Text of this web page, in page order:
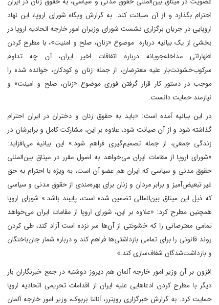
احترام بگذارد و از آن صیانت کند. به گزارش وبگاه شورای اروپا، این نهاد
اروپایی در جریان برگزاری نشست شورای وزیران امور خارجه اتحادیه اروپا در
بخشی از یک بیانیه درباره موضوع «زنان، صلح و امنیت»، با مطرح کردن
اظهاراتی مداخله‌جویانه درباره اتفاقات اخیر ایران، آن چه تداوم
سرکوب‌خشونت‌بار علیه معترضان، از جمله زنان و کودکان، خوانده شده را
موجب در دستور کار قرار گرفتن فوری موضوع «زنان، صلح و امینت» و
نیازمند حمایت دانست.
در این بیانیه آمده است: «باید به حقوق زنان و دختران در ایران احترام
گذاشته شود و از آن صیانت شود، علاوه بر این، مشارکت کامل و برابرشان در
زندگی جمعی، از جمله تصمیم‌گیری فراهم شود.» این بیانیه می‌افزاید:
«شورای اروپا از مقامات ایران می‌خواهد به اصول مقرر در میثاق بین‌المللی
حقوق مدنی و سیاسی که ایران هم عضو آن است، به ویژه با احترام به حق
غیر تبعیض‌آمیز و برابر مردان و زنان برای بهره‌مندی از حقوق مدنی و سیاسی
که ذیل این میثاق بین‌المللی تضمین شده است، پایبند باشد.» شورای اروپا
همچنین مطرح کرد: «علاوه بر این، شورای اروپا از مقامات ایران می‌خواهد
تمامی معترضانی را که خشونتی از آن‌ها سر نزده است آزاد کند، طی کردن
روند قانونی را برای تمامی بازداشتی‌ها فراهم کند و درباره شمار جان‌باختگان
و بازداشت‌شدگان شفاف‌سازی کند.»
افزون بر آن وزیر امور خارجه آلمان هم دیروز دوشنبه در جمع خبرنگاران بار
دیگر با مطرح کردن ادعاهایی علیه ایران از اقدامات تحریمی اتحادیه اروپا
حمایت کرد. به گزارش خبرگزاری رویترز، آنالنا بربوک، وزیر امور خارجه آلمان